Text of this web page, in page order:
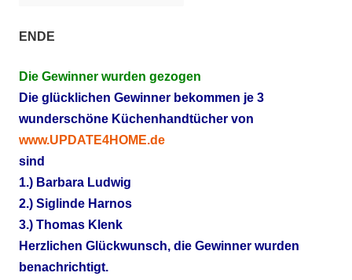
ENDE
Die Gewinner wurden gezogen
Die glücklichen Gewinner bekommen je 3
wunderschöne Küchenhandtücher von
www.UPDATE4HOME.de
sind
1.) Barbara Ludwig
2.) Siglinde Harnos
3.) Thomas Klenk
Herzlichen Glückwunsch, die Gewinner wurden
benachrichtigt.